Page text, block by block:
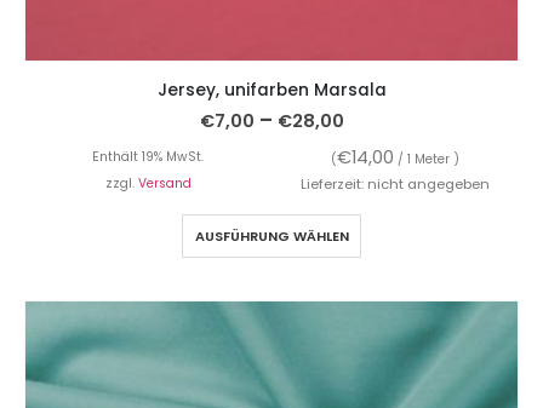
Jersey, unifarben Marsala
€7,00 – €28,00
Enthält 19% MwSt. (€14,00 / 1 Meter )
zzgl. Versand Lieferzeit: nicht angegeben
AUSFÜHRUNG WÄHLEN